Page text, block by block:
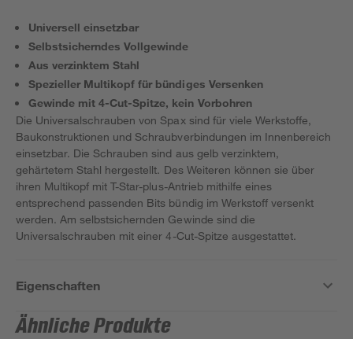
Universell einsetzbar
Selbstsicherndes Vollgewinde
Aus verzinktem Stahl
Spezieller Multikopf für bündiges Versenken
Gewinde mit 4-Cut-Spitze, kein Vorbohren
Die Universalschrauben von Spax sind für viele Werkstoffe,
Baukonstruktionen und Schraubverbindungen im Innenbereich
einsetzbar. Die Schrauben sind aus gelb verzinktem,
gehärtetem Stahl hergestellt. Des Weiteren können sie über
ihren Multikopf mit T-Star-plus-Antrieb mithilfe eines
entsprechend passenden Bits bündig im Werkstoff versenkt
werden. Am selbstsichernden Gewinde sind die
Universalschrauben mit einer 4-Cut-Spitze ausgestattet.
Eigenschaften
Ähnliche Produkte